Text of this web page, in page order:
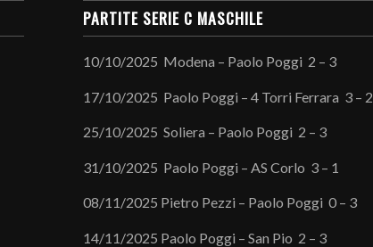
PARTITE SERIE C MASCHILE
10/10/2025 Modena – Paolo Poggi 2 – 3
17/10/2025 Paolo Poggi – 4 Torri Ferrara 3 – 2
25/10/2025 Soliera – Paolo Poggi 2 – 3
31/10/2025 Paolo Poggi – AS Corlo 3 – 1
08/11/2025 Pietro Pezzi – Paolo Poggi 0 – 3
14/11/2025 Paolo Poggi – San Pio 2 – 3